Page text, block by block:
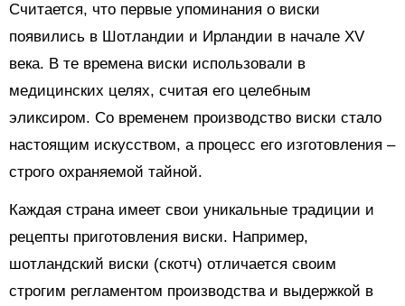
Считается, что первые упоминания о виски
появились в Шотландии и Ирландии в начале XV
века. В те времена виски использовали в
медицинских целях, считая его целебным
эликсиром. Со временем производство виски стало
настоящим искусством, а процесс его изготовления –
строго охраняемой тайной.
Каждая страна имеет свои уникальные традиции и
рецепты приготовления виски. Например,
шотландский виски (скотч) отличается своим
строгим регламентом производства и выдержкой в